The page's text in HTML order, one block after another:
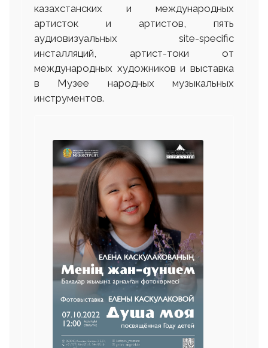
казахстанских и международных
артисток и артистов, пять
аудиовизуальных site-specific
инсталляций, артист-токи от
международных художников и выставка
в Музее народных музыкальных
инструментов.